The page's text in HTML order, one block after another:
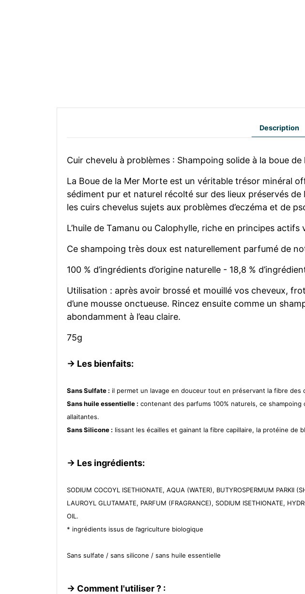
Description
Cuir chevelu à problèmes : Shampoing solide à la boue
La Boue de la Mer Morte est un véritable trésor minéral
sédiment pur et naturel récolté sur des lieux préservés
les cuirs chevelus sujets aux problèmes d’eczéma et de
L’huile de Tamanu ou Calophylle, riche en principes
Ce shampoing très doux est naturellement parfumé de
100 % d’ingrédients d’origine naturelle - 18,8 %
Utilisation : après avoir brossé et mouillé vos cheveux,
d’une mousse onctueuse. Rincez ensuite comme un
abondamment à l’eau claire.
75g
-> Les bienfaits:
Sans Sulfate : il permet un lavage en douceur tout en préservant la fibre
Sans huile essentielle : contenant des parfums 100% naturels, ce
allaitantes.
Sans Silicone : lissant les écailles et gainant la fibre capillaire, la protéine
-> Les ingrédients:
SODIUM COCOYL ISETHIONATE, AQUA (WATER), BUTYROSPERMUM PARKII
LAUROYL GLUTAMATE, PARFUM (FRAGRANCE), SODIUM ISETHIONATE,
OIL.
* ingrédients issus de l’agriculture biologique
Sans sulfate / sans silicone / sans huile essentielle
-> Comment l'utiliser ? :